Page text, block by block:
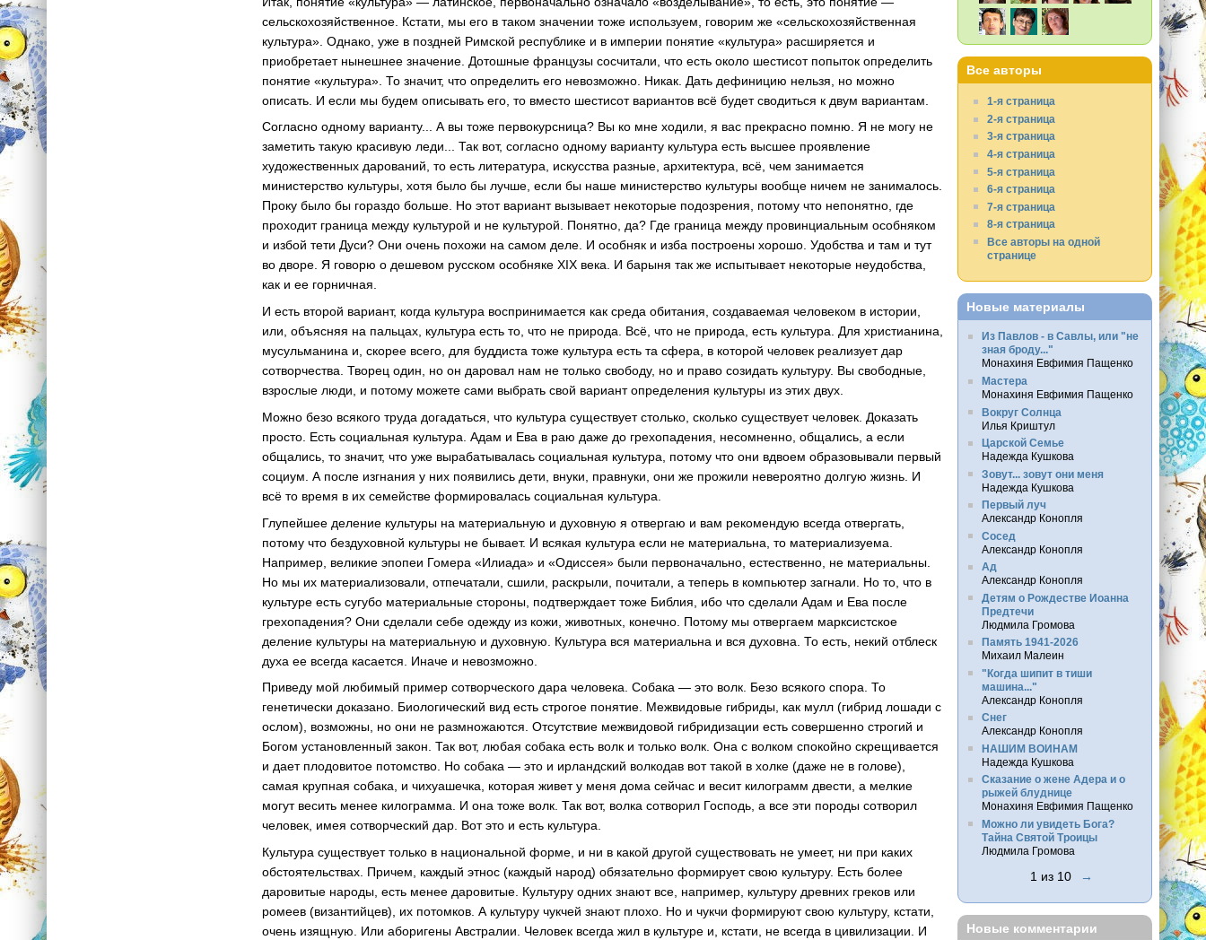
сельскохозяйственное. Кстати, мы его в таком значении тоже используем, говорим же «сельскохозяйственная
культура». Однако, уже в поздней Римской республике и в империи понятие «культура» расширяется и
приобретает нынешнее значение. Дотошные французы сосчитали, что есть около шестисот попыток определить
понятие «культура». То значит, что определить его невозможно. Никак. Дать дефиницию нельзя, но можно
описать. И если мы будем описывать его, то вместо шестисот вариантов всё будет сводиться к двум вариантам.
Согласно одному варианту... А вы тоже первокурсница? Вы ко мне ходили, я вас прекрасно помню. Я не могу не
заметить такую красивую леди... Так вот, согласно одному варианту культура есть высшее проявление
художественных дарований, то есть литература, искусства разные, архитектура, всё, чем занимается
министерство культуры, хотя было бы лучше, если бы наше министерство культуры вообще ничем не занималось.
Проку было бы гораздо больше. Но этот вариант вызывает некоторые подозрения, потому что непонятно, где
проходит граница между культурой и не культурой. Понятно, да? Где граница между провинциальным особняком
и избой тети Дуси? Они очень похожи на самом деле. И особняк и изба построены хорошо. Удобства и там и тут
во дворе. Я говорю о дешевом русском особняке XIX века. И барыня так же испытывает некоторые неудобства,
как и ее горничная.
И есть второй вариант, когда культура воспринимается как среда обитания, создаваемая человеком в истории,
или, объясняя на пальцах, культура есть то, что не природа. Всё, что не природа, есть культура. Для христианина,
мусульманина и, скорее всего, для буддиста тоже культура есть та сфера, в которой человек реализует дар
сотворчества. Творец один, но он даровал нам не только свободу, но и право созидать культуру. Вы свободные,
взрослые люди, и потому можете сами выбрать свой вариант определения культуры из этих двух.
Можно безо всякого труда догадаться, что культура существует столько, сколько существует человек. Доказать
просто. Есть социальная культура. Адам и Ева в раю даже до грехопадения, несомненно, общались, а если
общались, то значит, что уже вырабатывалась социальная культура, потому что они вдвоем образовывали первый
социум. А после изгнания у них появились дети, внуки, правнуки, они же прожили невероятно долгую жизнь. И
всё то время в их семействе формировалась социальная культура.
Глупейшее деление культуры на материальную и духовную я отвергаю и вам рекомендую всегда отвергать,
потому что бездуховной культуры не бывает. И всякая культура если не материальна, то материализуема.
Например, великие эпопеи Гомера «Илиада» и «Одиссея» были первоначально, естественно, не материальны.
Но мы их материализовали, отпечатали, сшили, раскрыли, почитали, а теперь в компьютер загнали. Но то, что в
культуре есть сугубо материальные стороны, подтверждает тоже Библия, ибо что сделали Адам и Ева после
грехопадения? Они сделали себе одежду из кожи, животных, конечно. Потому мы отвергаем марксистское
деление культуры на материальную и духовную. Культура вся материальна и вся духовна. То есть, некий отблеск
духа ее всегда касается. Иначе и невозможно.
Приведу мой любимый пример сотворческого дара человека. Собака — это волк. Безо всякого спора. То
генетически доказано. Биологический вид есть строгое понятие. Межвидовые гибриды, как мулл (гибрид лошади с
ослом), возможны, но они не размножаются. Отсутствие межвидовой гибридизации есть совершенно строгий и
Богом установленный закон. Так вот, любая собака есть волк и только волк. Она с волком спокойно скрещивается
и дает плодовитое потомство. Но собака — это и ирландский волкодав вот такой в холке (даже не в голове),
самая крупная собака, и чихуашечка, которая живет у меня дома сейчас и весит килограмм двести, а мелкие
могут весить менее килограмма. И она тоже волк. Так вот, волка сотворил Господь, а все эти породы сотворил
человек, имея сотворческий дар. Вот это и есть культура.
Культура существует только в национальной форме, и ни в какой другой существовать не умеет, ни при каких
обстоятельствах. Причем, каждый этнос (каждый народ) обязательно формирует свою культуру. Есть более
даровитые народы, есть менее даровитые. Культуру одних знают все, например, культуру древних греков или
ромеев (византийцев), их потомков. А культуру чукчей знают плохо. Но и чукчи формируют свою культуру, кстати,
очень изящную. Или аборигены Австралии. Человек всегда жил в культуре и, кстати, не всегда в цивилизации. И
Все авторы
1-я страница
2-я страница
3-я страница
4-я страница
5-я страница
6-я страница
7-я страница
8-я страница
Все авторы на одной
странице
Новые материалы
Из Павлов - в Савлы, или "не
зная броду..."
Монахиня Евфимия Пащенко
Мастера
Монахиня Евфимия Пащенко
Вокруг Солнца
Илья Криштул
Царской Семье
Надежда Кушкова
Зовут... зовут они меня
Надежда Кушкова
Первый луч
Александр Конопля
Сосед
Александр Конопля
Ад
Александр Конопля
Детям о Рождестве Иоанна
Предтечи
Людмила Громова
Память 1941-2026
Михаил Малеин
"Когда шипит в тиши
машина..."
Александр Конопля
Снег
Александр Конопля
НАШИМ ВОИНАМ
Надежда Кушкова
Сказание о жене Адера и о
рыжей блуднице
Монахиня Евфимия Пащенко
Можно ли увидеть Бога?
Тайна Святой Троицы
Людмила Громова
1 из 10 →
Новые комментарии